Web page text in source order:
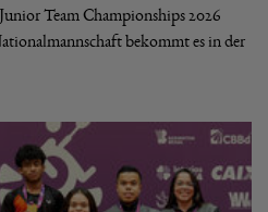
Team Championships 2026
bekommt es in der